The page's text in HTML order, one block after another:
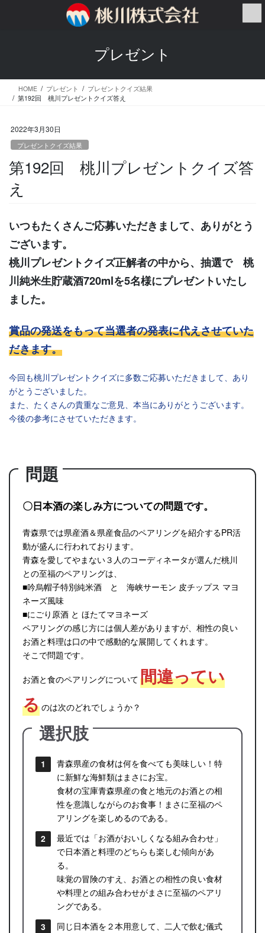
ス
ン
プレゼント
HOME プレゼント
プレゼントクイズ結果
第192回 桃川プレゼントクイズ答え
2022年3月30日
プレゼントクイズ結果
第192回 桃川プレゼントクイズ答
え
いつもたくさんご応募いただきまして、ありがとう
ございます。
桃川プレゼントクイズ正解者の中から、抽選で 桃
川純米生貯蔵酒720mlを5名様にプレゼントいたし
ました。
賞品の発送をもって当選者の発表に代えさせていた
だきます。
今回も桃川プレゼントクイズに多数ご応募いただきまして、あり
がとうございました。
また、たくさんの貴重なご意見、本当にありがとうございます。
今後の参考にさせていただきます。
問題
〇日本酒の楽しみ方についての問題です。
青森県では県産酒＆県産食品のペアリングを紹介するPR活
動が盛んに行われております。
青森を愛してやまない３人のコーディネータが選んだ桃川
との至福のペアリングは、
■吟烏帽子特別純米酒 と 海峡サーモン 皮チップス マヨ
ネーズ風味
■にごり原酒 と ほたてマヨネーズ
ペアリングの感じ方には個人差がありますが、相性の良い
お酒と料理は口の中で感動的な展開してくれます。
そこで問題です。
お酒と食のペアリングについて 間違ってい
るのは次のどれでしょうか？
選択肢
青森県産の食材は何を食べても美味しい！特
に新鮮な海鮮類はまさにお宝。
食材の宝庫青森県産の食と地元のお酒との相
性を意識しながらのお食事！まさに至福のペ
アリングを楽しめるのである。
最近では「お酒がおいしくなる組み合わせ」
で日本酒と料理のどちらも楽しむ傾向があ
る。
味覚の冒険のすえ、お酒との相性の良い食材
や料理との組み合わせがまさに至福のペアリ
ングである。
同じ日本酒を２本用意して、二人で飲む儀式